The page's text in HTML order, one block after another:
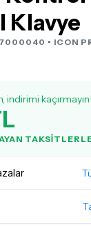
Klavye
• ICON
kaçırmayın!